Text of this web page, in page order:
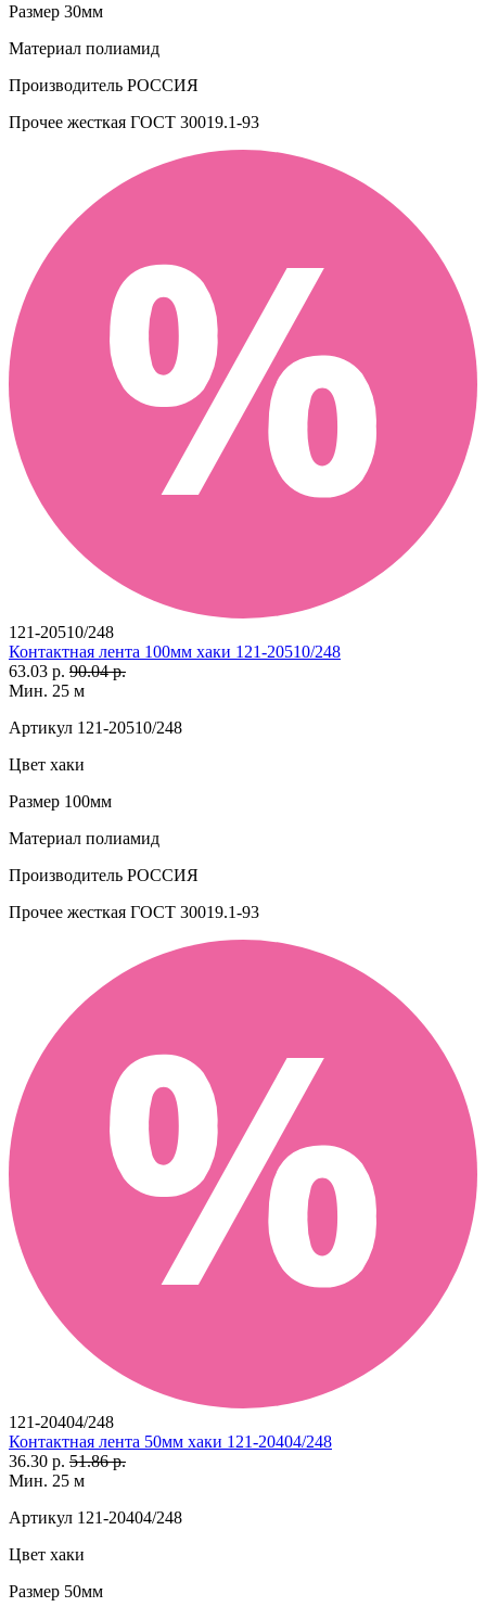
Размер 30мм
Материал полиамид
Производитель РОССИЯ
Прочее жесткая ГОСТ 30019.1-93
121-20510/248
Контактная лента 100мм хаки 121-20510/248
63.03 р. 90.04 р.
Мин. 25 м
Артикул 121-20510/248
Цвет хаки
Размер 100мм
Материал полиамид
Производитель РОССИЯ
Прочее жесткая ГОСТ 30019.1-93
121-20404/248
Контактная лента 50мм хаки 121-20404/248
36.30 р. 51.86 р.
Мин. 25 м
Артикул 121-20404/248
Цвет хаки
Размер 50мм